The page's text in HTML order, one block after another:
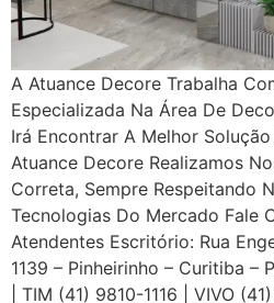
A Atuance Decore Trabalha
Especializada Na Área De
Irá Encontrar A Melhor
Atuance Decore Realizamos
Correta, Sempre Respeitando
Tecnologias Do Mercado Fale
Atendentes Escritório: Rua
1139 – Pinheirinho – Curitiba –
| TIM (41) 9810-1116 | VIVO